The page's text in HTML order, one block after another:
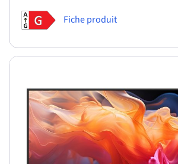
Fiche produit